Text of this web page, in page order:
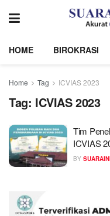
HOME BIROKRASI
Home Tag ICVIAS 2023
Tag: ICVIAS 2023
Tim
ICVIAS
BY